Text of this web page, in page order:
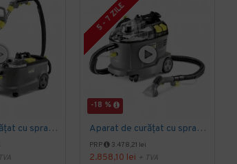
Aparat de curățat cu spray-extracție Puzzi 10/1, Kärcher
-18 %
5 - 7 ZILE
Aparat de curățat cu spray-extracție Puzzi 8/1, Kärcher
PRP 3.478,21 lei
2.858,10 lei + TVA